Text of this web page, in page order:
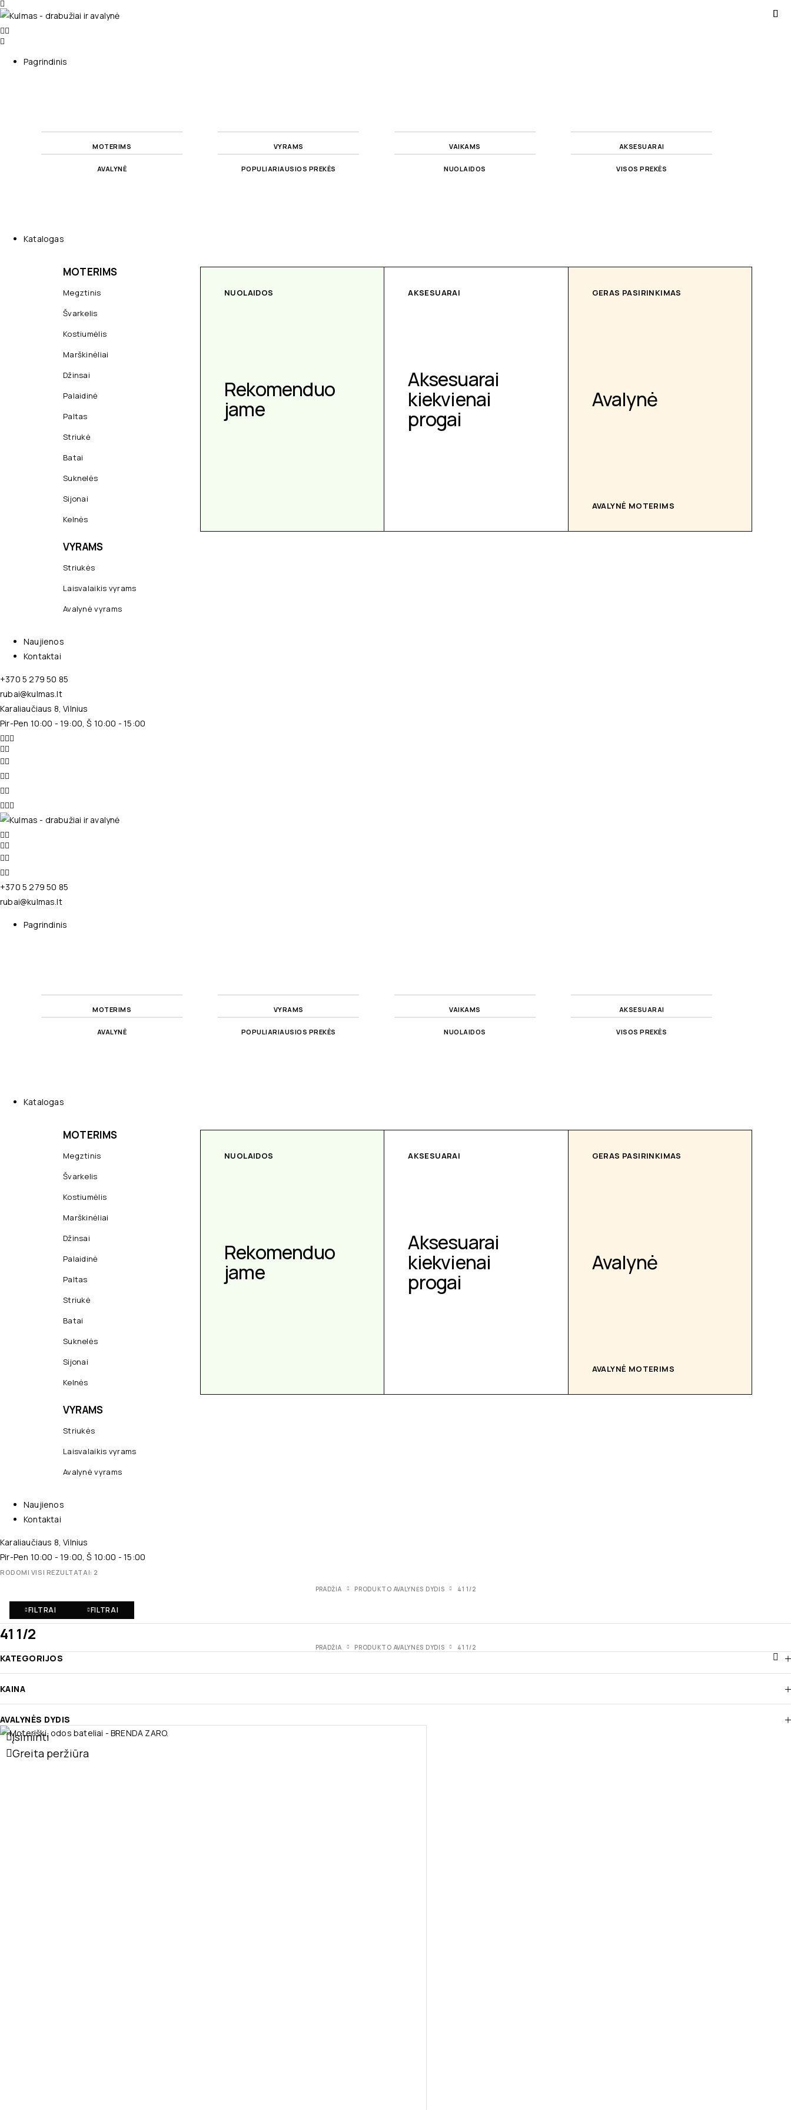
Pagrindinis
MOTERIMS VYRAMS VAIKAMS AKSESUARAI
AVALYNĖ POPULIARIAUSIOS PREKĖS NUOLAIDOS VISOS PREKĖS
Katalogas
MOTERIMS
Megztinis
Švarkelis
Kostiumėlis
Marškinėliai
Džinsai
Palaidinė
Paltas
Striukė
Batai
Suknelės
Sijonai
Kelnės
VYRAMS
Striukės
Laisvalaikis vyrams
Avalynė vyrams
NUOLAIDOS
Rekomenduo
jame
AKSESUARAI
Aksesuarai
kiekvienai
progai
GERAS PASIRINKIMAS
Avalynė
AVALYNĖ MOTERIMS
Naujienos
Kontaktai
+370 5 279 50 85
rubai@kulmas.lt
Karaliaučiaus 8, Vilnius
Pir-Pen 10:00 - 19:00, Š 10:00 - 15:00
+370 5 279 50 85
rubai@kulmas.lt
Pagrindinis
MOTERIMS VYRAMS VAIKAMS AKSESUARAI
AVALYNĖ POPULIARIAUSIOS PREKĖS NUOLAIDOS VISOS PREKĖS
Katalogas
MOTERIMS
Megztinis
Švarkelis
Kostiumėlis
Marškinėliai
Džinsai
Palaidinė
Paltas
Striukė
Batai
Suknelės
Sijonai
Kelnės
VYRAMS
Striukės
Laisvalaikis vyrams
Avalynė vyrams
NUOLAIDOS
Rekomenduo
jame
AKSESUARAI
Aksesuarai
kiekvienai
progai
GERAS PASIRINKIMAS
Avalynė
AVALYNĖ MOTERIMS
Naujienos
Kontaktai
Karaliaučiaus 8, Vilnius
Pir-Pen 10:00 - 19:00, Š 10:00 - 15:00
RODOMI VISI REZULTATAI: 2
PRADŽIA PRODUKTO AVALYNĖS DYDIS 41 1/2
FILTRAI FILTRAI
41 1/2
PRADŽIA PRODUKTO AVALYNĖS DYDIS 41 1/2
KATEGORIJOS
KAINA
AVALYNĖS DYDIS
Įsiminti
Greita peržiūra